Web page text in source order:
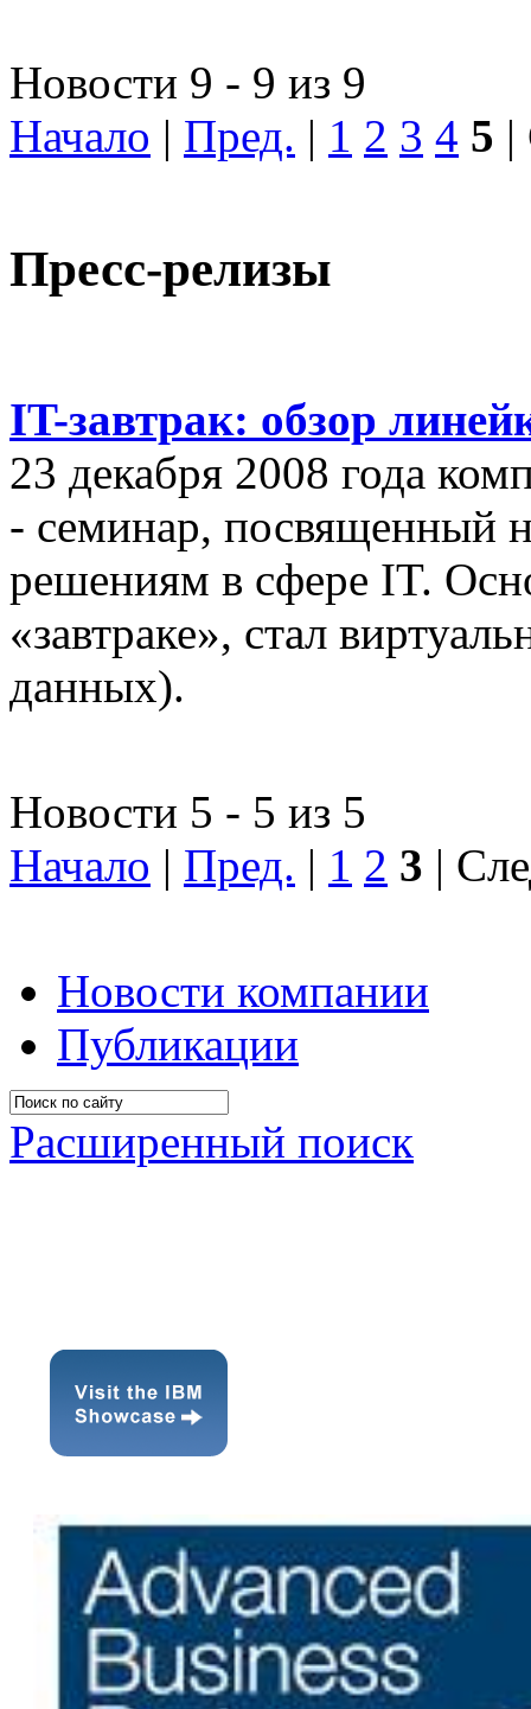
Новости 9 - 9 из 9
Начало | Пред. | 1 2 3 4 5 |
Пресс-релизы
IT-завтрак: обзор
23 декабря 2008 года
- семинар, посвященный
решениям в сфере IT.
«завтраке», стал
данных).
Новости 5 - 5 из 5
Начало | Пред. | 1 2 3 |
Новости компании
Публикации
Расширенный поиск